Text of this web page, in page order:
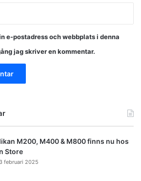
e-postadress och webbplats i denna
jag skriver en kommentar.
M200, M400 & M800 finns nu hos
Store
februari 2025